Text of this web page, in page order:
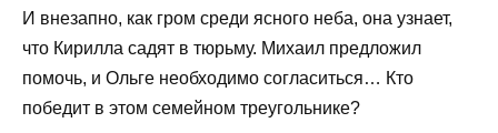
И внезапно, как гром среди ясного неба, она узнает,
что Кирилла садят в тюрьму. Михаил предложил
помочь, и Ольге необходимо согласиться… Кто
победит в этом семейном треугольнике?